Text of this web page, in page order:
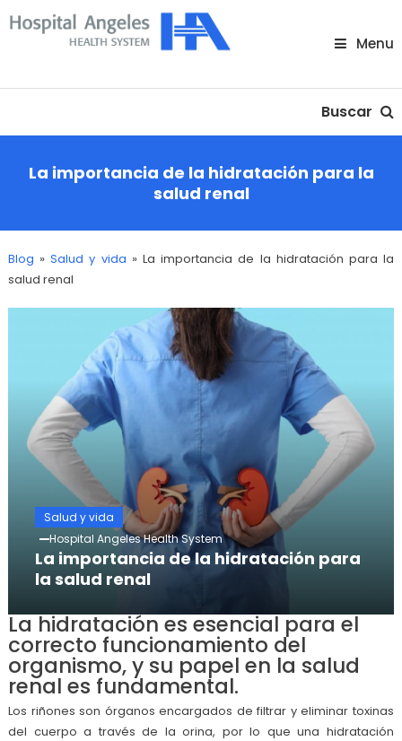
Skip
To
Menu
Buscar
La importancia de la hidratación para la
salud renal
Blog »Salud y vida »La importancia de la hidratación para la
salud renal
Salud y vida
Hospital Angeles Health System
La importancia de la hidratación para
la salud renal
La hidratación es esencial para el
correcto funcionamiento del
organismo, y su papel en la salud
renal es fundamental.
Los riñones son órganos encargados de filtrar y eliminar toxinas
del cuerpo a través de la orina, por lo que una hidratación